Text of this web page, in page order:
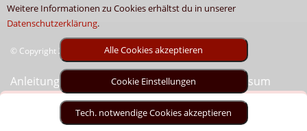
Weitere Informationen zu Cookies erhältst du in unserer
Datenschutzerklärung.
Alle Cookies akzeptieren
Cookie Einstellungen
Tech. notwendige Cookies akzeptieren
© Copyright 2026 - Boni.tv / Cashback & Gutscheine
Anleitung Sitemap Kontakt Unser Impressum